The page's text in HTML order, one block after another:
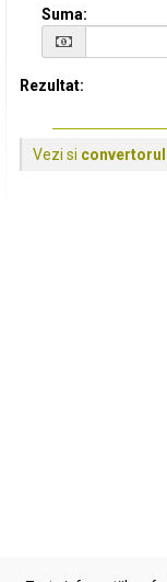
Suma:
Rezultat:
Vezi si